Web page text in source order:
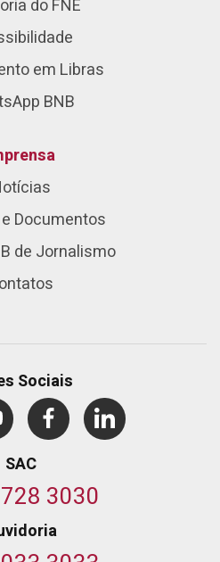
do FNE
em Libras
BNB
Documentos
de Jornalismo
Sociais
SAC
3030